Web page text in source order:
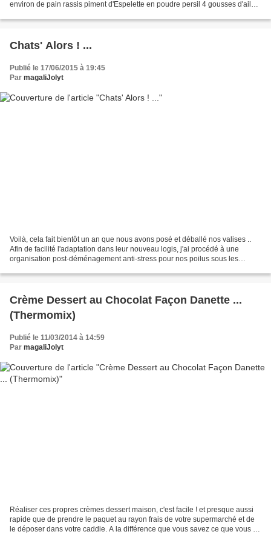
environ de pain rassis piment d'Espelette en poudre persil 4 gousses d'ail
Chats' Alors ! ...
Publié le 17/06/2015 à 19:45
Par magaliJolyt
Voilà, cela fait bientôt un an que nous avons posé et déballé nos valises ..
Afin de facilité l'adaptation dans leur nouveau logis, j'ai procédé à une
organisation post-déménagement anti-stress pour nos poilus sous les
Crème Dessert au Chocolat Façon Danette ...
(Thermomix)
Publié le 11/03/2014 à 14:59
Par magaliJolyt
Réaliser ces propres crèmes dessert maison, c'est facile ! et presque aussi
rapide que de prendre le paquet au rayon frais de votre supermarché et de
le déposer dans votre caddie. A la différence que vous savez ce que vous y